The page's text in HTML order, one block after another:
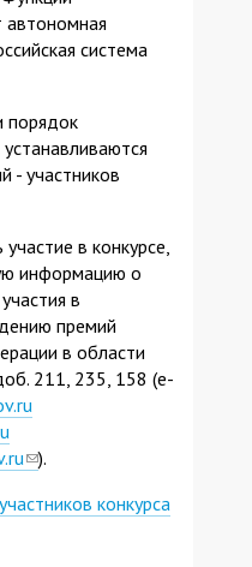
автономная
система
порядок
- участников
в конкурсе,
информацию о
в
премий
в области
211, 235, 158 (e-
(link
e-
).
конкурса